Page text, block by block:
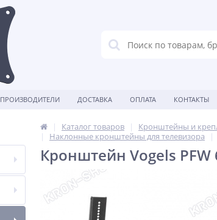
ПРОИЗВОДИТЕЛИ ДОСТАВКА ОПЛАТА КОНТАКТЫ
Каталог товаров
Кронштейны и
Наклонные кронштейны для телевизора
Кронштейн Vogels PFW